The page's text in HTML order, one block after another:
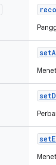
set
set
set